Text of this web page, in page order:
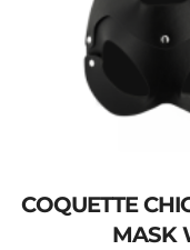
COQUETTE
MASK